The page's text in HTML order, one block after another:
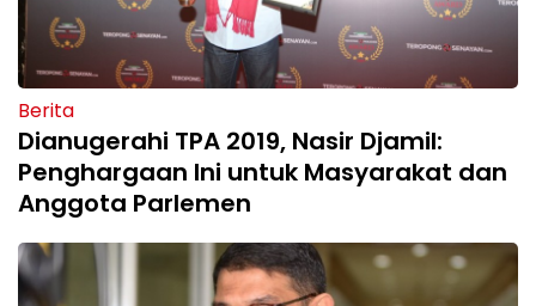
Berita
Dianugerahi TPA 2019, Nasir Djamil:
Penghargaan Ini untuk Masyarakat dan
Anggota Parlemen